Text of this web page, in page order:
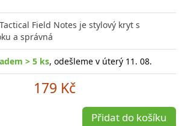
Field Notes je stylový kryt s
a správná
> 5 ks, odešleme v úterý 11. 08.
179 Kč
Přidat do košíku